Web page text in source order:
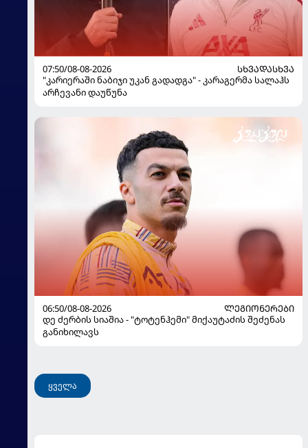
07:50/08-08-2026
ᲡᲮᲕᲐᲓᲐᲡᲮᲕᲐ
"კარიერაში ნაბიჯი უკან გადადგა" - კარაგერმა სალაჰს
არჩევანი დაუწუნა
06:50/08-08-2026
ᲚᲔᲒᲘᲝᲜᲔᲠᲔᲑᲘ
დე ძერბის სიაშია - "ტოტენჰემი" მიქაუტაძის შეძენას
განიხილავს
ყველა